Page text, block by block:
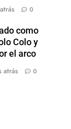
0
como
Colo y
el arco
atrás 0